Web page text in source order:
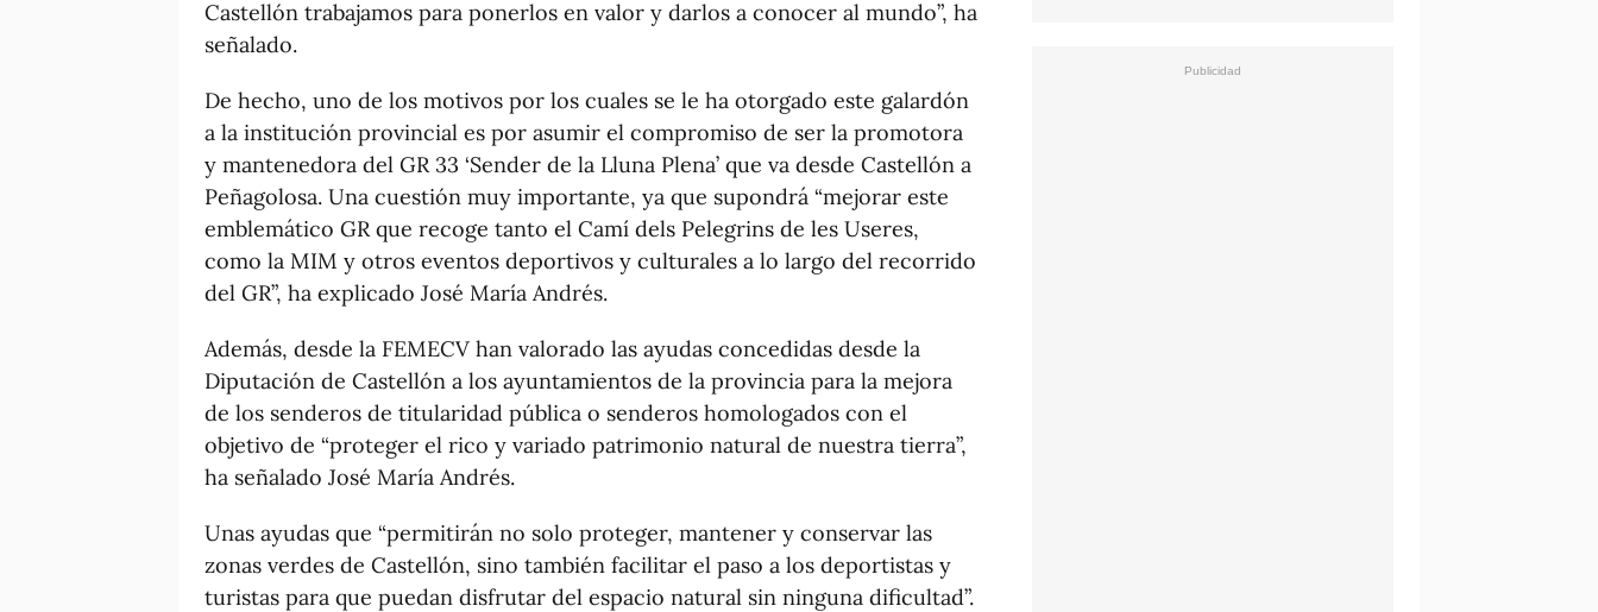
Castellón trabajamos para ponerlos en valor y darlos a conocer al mundo”, ha
señalado.
De hecho, uno de los motivos por los cuales se le ha otorgado este galardón
a la institución provincial es por asumir el compromiso de ser la promotora
y mantenedora del GR 33 ‘Sender de la Lluna Plena’ que va desde Castellón a
Peñagolosa. Una cuestión muy importante, ya que supondrá “mejorar este
emblemático GR que recoge tanto el Camí dels Pelegrins de les Useres,
como la MIM y otros eventos deportivos y culturales a lo largo del recorrido
del GR”, ha explicado José María Andrés.
Además, desde la FEMECV han valorado las ayudas concedidas desde la
Diputación de Castellón a los ayuntamientos de la provincia para la mejora
de los senderos de titularidad pública o senderos homologados con el
objetivo de “proteger el rico y variado patrimonio natural de nuestra tierra”,
ha señalado José María Andrés.
Unas ayudas que “permitirán no solo proteger, mantener y conservar las
zonas verdes de Castellón, sino también facilitar el paso a los deportistas y
turistas para que puedan disfrutar del espacio natural sin ninguna dificultad”.